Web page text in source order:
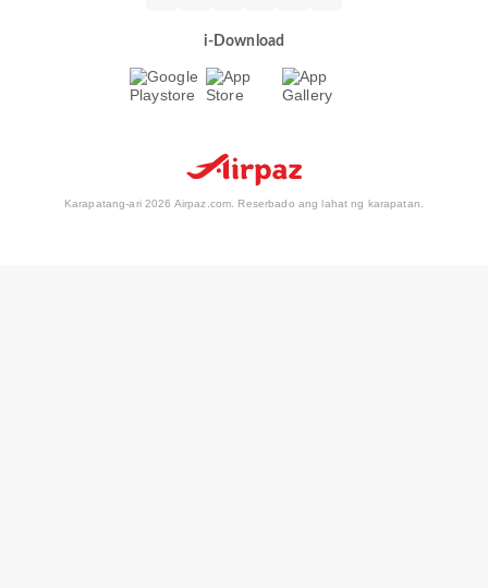
i-Download
Karapatang-ari 2026 Airpaz.com. Reserbado ang lahat ng karapatan.